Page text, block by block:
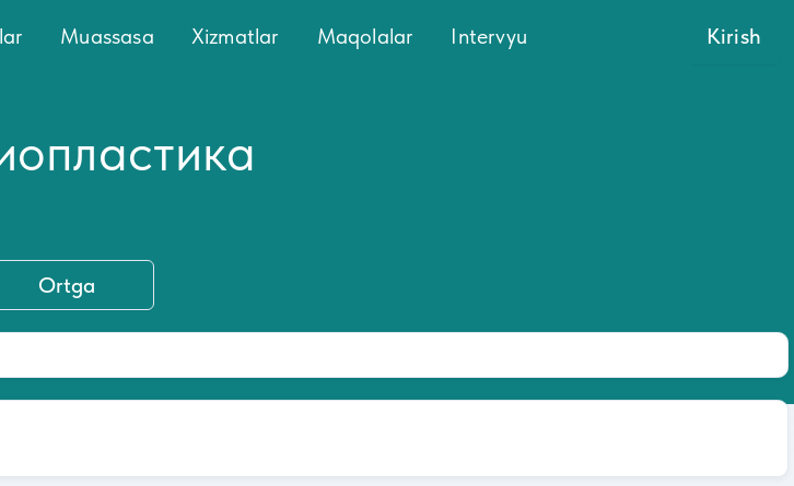
Muassasa Xizmatlar Maqolalar Intervyu Kirish
Ortga